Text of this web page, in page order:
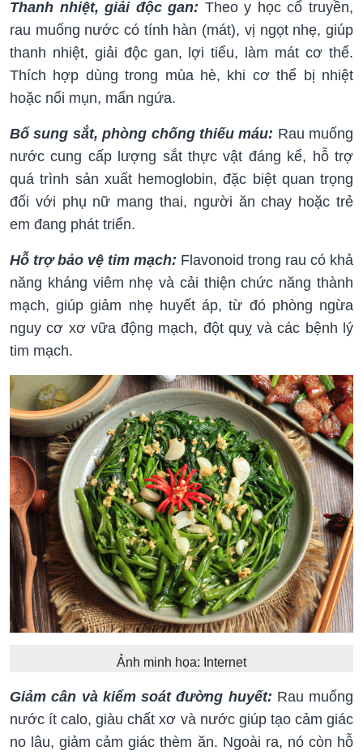
Thanh nhiệt, giải độc gan: Theo y học cổ truyền,
rau muống nước có tính hàn (mát), vị ngọt nhẹ, giúp
thanh nhiệt, giải độc gan, lợi tiểu, làm mát cơ thể.
Thích hợp dùng trong mùa hè, khi cơ thể bị nhiệt
hoặc nổi mụn, mẩn ngứa.
Bổ sung sắt, phòng chống thiếu máu: Rau muống
nước cung cấp lượng sắt thực vật đáng kể, hỗ trợ
quá trình sản xuất hemoglobin, đặc biệt quan trọng
đối với phụ nữ mang thai, người ăn chay hoặc trẻ
em đang phát triển.
Hỗ trợ bảo vệ tim mạch: Flavonoid trong rau có khả
năng kháng viêm nhẹ và cải thiện chức năng thành
mạch, giúp giảm nhẹ huyết áp, từ đó phòng ngừa
nguy cơ xơ vữa động mạch, đột quỵ và các bệnh lý
tim mạch.
Ảnh minh họa: Internet
Giảm cân và kiểm soát đường huyết: Rau muống
nước ít calo, giàu chất xơ và nước giúp tạo cảm giác
no lâu, giảm cảm giác thèm ăn. Ngoài ra, nó còn hỗ